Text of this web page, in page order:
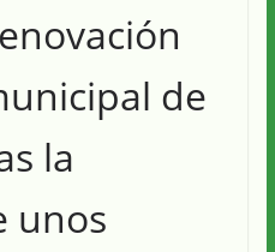
de
la
unos